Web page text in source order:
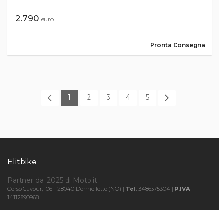
2.790 euro
Pronta Consegna
1 2 3 4 5
Elitbike
Partner dal 2025 di Moto.it
Corso Cavour, 106 - 28040 Dormelletto (NO) | Tel. 3486375304 | P.IVA
14112890968